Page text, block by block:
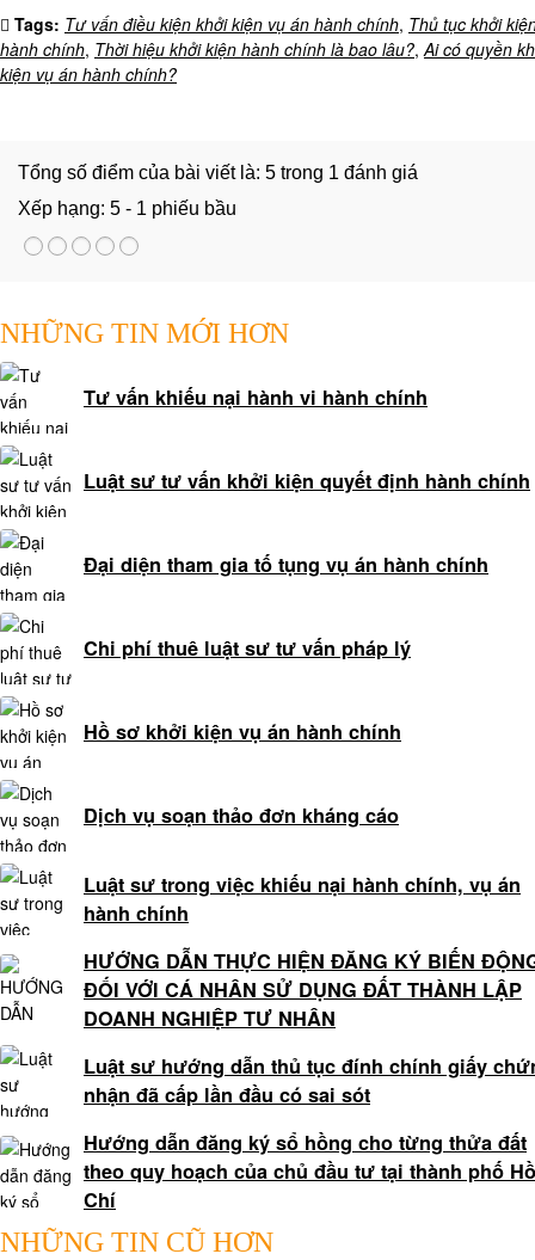
THỪA
KẾ
TRANH
CHẤP
TÀI
SẢN
GIẢI
QUYẾT
TRANH
CHẤP
DÂN
SỰ
LUẬT
SƯ
HÌNH
SỰ
TƯ
VẤN
PHÁP
LUẬT
HÌNH
SỰ
DỊCH
VỤ
SƯ
BÀO
ÁN
SỰ
LUẬT
SƯ
HÀNH
Tags: Tư vấn điều kiện khởi kiện vụ án hành chính, Thủ tục khởi
hành chính, Thời hiệu khởi kiện hành chính là bao lâu?,Ai có quyền
kiện vụ án hành chính?
Tổng số điểm của bài viết là: 5 trong 1 đánh giá
Xếp hạng: 5 - 1 phiếu bầu
NHỮNG TIN MỚI HƠN
Tư vấn khiếu nại hành vi hành chính
Luật sư tư vấn khởi kiện quyết định hành chính
Đại diện tham gia tố tụng vụ án hành chính
Chi phí thuê luật sư tư vấn pháp lý
Hồ sơ khởi kiện vụ án hành chính
Dịch vụ soạn thảo đơn kháng cáo
Luật sư trong việc khiếu nại hành chính, vụ án
hành chính
HƯỚNG DẪN THỰC HIỆN ĐĂNG KÝ BIẾN
ĐỐI VỚI CÁ NHÂN SỬ DỤNG ĐẤT THÀNH LẬP
DOANH NGHIỆP TƯ NHÂN
Luật sư hướng dẫn thủ tục đính chính giấy
nhận đã cấp lần đầu có sai sót
Hướng dẫn đăng ký sổ hồng cho từng thửa đất
theo quy hoạch của chủ đầu tư tại thành phố Hồ
Chí
NHỮNG TIN CŨ HƠN